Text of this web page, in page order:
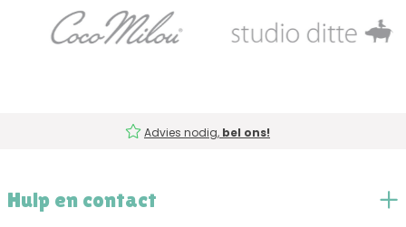
Advies nodig, bel ons!
Hulp en contact